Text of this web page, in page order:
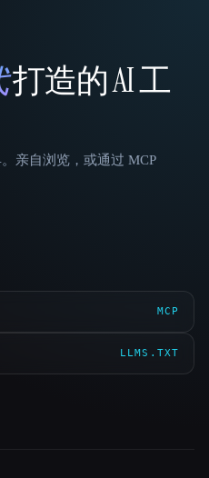
打造的 AI 工
亲自浏览，或通过 MCP
MCP
LLMS.TXT